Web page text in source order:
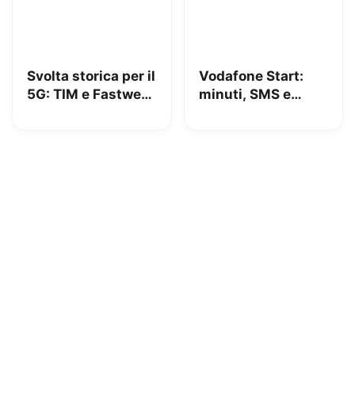
Svolta storica per il
5G: TIM e Fastweb
Vodafone Start:
minuti, SMS e